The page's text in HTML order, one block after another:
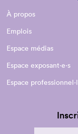
À propos
Emplois
Espace médias
Espace exposant·e⋅s
Espace